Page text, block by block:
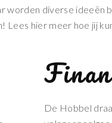
diverse ideeën
Lees hier meer hoe jij
De Hobbel